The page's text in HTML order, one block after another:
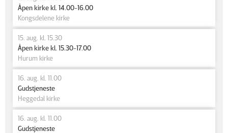
Åpen kirke kl. 14.00-16.00
Kongsdelene kirke
15. aug. kl. 15.30
Åpen kirke kl. 15.30-17.00
Hurum kirke
16. aug. kl. 11.00
Gudstjeneste
Heggedal kirke
16. aug. kl. 11.00
Gudstjeneste